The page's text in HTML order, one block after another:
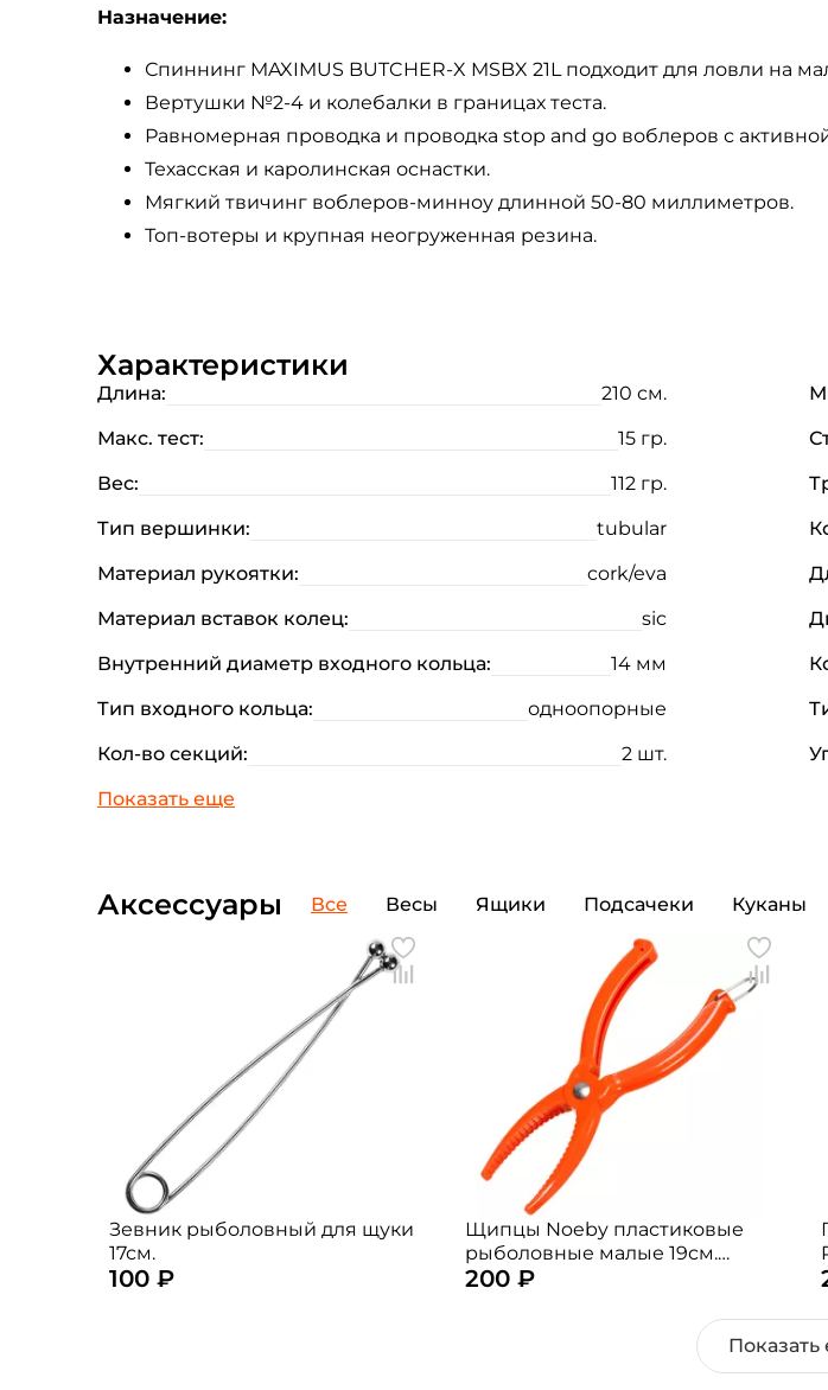
Назначение:
Спиннинг MAXIMUS BUTCHER-X MSBX 21L подходит для ловли на
Вертушки №2-4 и колебалки в границах теста.
Равномерная проводка и проводка stop and go воблеров с
Техасская и каролинская оснастки.
Мягкий твичинг воблеров-минноу длинной 50-80 миллиметров.
Топ-вотеры и крупная неогруженная резина.
Характеристики
Длина: 210 см.
Макс. тест:
15 гр.
Вес:
112 гр.
Тип вершинки:
tubular
Материал рукоятки:
cork/eva
Материал вставок колец:
sic
Внутренний диаметр входного кольца:
14 мм
Тип входного кольца:
одноопорные
Кол-во секций:
2 шт.
Аксессуары Все Весы Ящики Подсачеки Куканы
Зевник рыболовный для щуки
17см.
100 ₽
Щипцы Noeby пластиковые
рыболовные малые 19см.
(цвет: случайный)
200 ₽
Создать
ФИО: *
Email: *
Придумайте пароль: *
Повторите пароль: *
Заполняя данную форму вы